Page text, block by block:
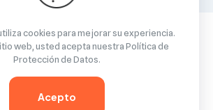
Powered by
WordPress
cookies para mejorar su experiencia.
web, usted acepta nuestraPolítica de
Protección de Datos.
Acepto